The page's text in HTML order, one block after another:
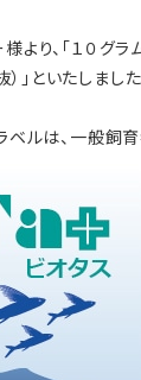
り、「１０グ
」といたしました
ベルは、一般飼